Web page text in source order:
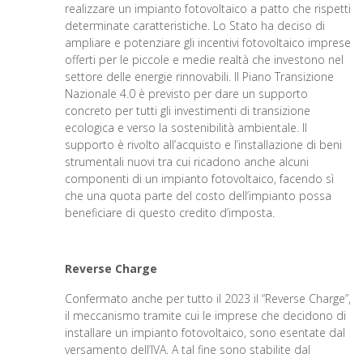
realizzare un impianto fotovoltaico a patto che rispetti
determinate caratteristiche. Lo Stato ha deciso di
ampliare e potenziare gli incentivi fotovoltaico imprese
offerti per le piccole e medie realtà che investono nel
settore delle energie rinnovabili. Il Piano Transizione
Nazionale 4.0 è previsto per dare un supporto
concreto per tutti gli investimenti di transizione
ecologica e verso la sostenibilità ambientale. Il
supporto è rivolto all’acquisto e l’installazione di beni
strumentali nuovi tra cui ricadono anche alcuni
componenti di un impianto fotovoltaico, facendo sì
che una quota parte del costo dell’impianto possa
beneficiare di questo credito d’imposta.
Reverse Charge
Confermato anche per tutto il 2023 il “Reverse Charge”,
il meccanismo tramite cui le imprese che decidono di
installare un impianto fotovoltaico, sono esentate dal
versamento dell’IVA. A tal fine sono stabilite dal